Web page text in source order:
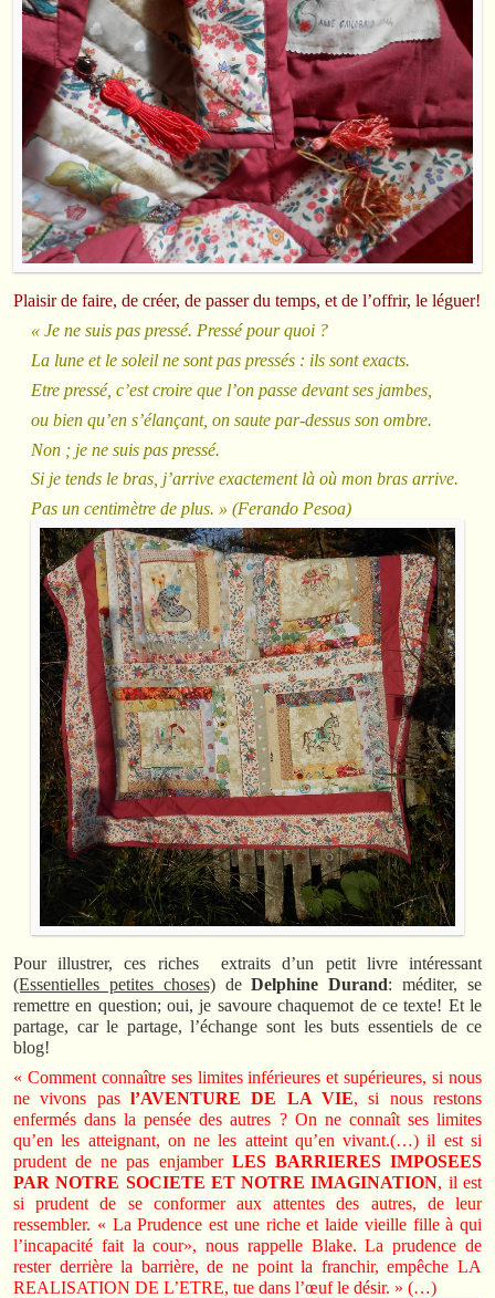
Plaisir de faire, de créer, de passer du temps, et de l’offrir, le léguer!
« Je ne suis pas pressé. Pressé pour quoi ?
La lune et le soleil ne sont pas pressés : ils sont exacts.
Etre pressé, c’est croire que l’on passe devant ses jambes,
ou bien qu’en s’élançant, on saute par-dessus son ombre.
Non ; je ne suis pas pressé.
Si je tends le bras, j’arrive exactement là où mon bras arrive.
Pas un centimètre de plus. » (Ferando Pesoa)
Pour illustrer, ces riches extraits d’un petit livre intéressant
(Essentielles petites choses)deDelphine Durand: méditer, se
remettre en question; oui, je savoure chaquemot de ce texte! Et le
partage, car le partage, l’échange sont les buts essentiels de ce
blog!
« Comment connaître ses limites inférieures et supérieures, si nous
ne vivons pas l’AVENTURE DE LA VIE, si nous restons
enfermés dans la pensée des autres ? On ne connaît ses limites
qu’en les atteignant, on ne les atteint qu’en vivant.(…) il est si
prudent de ne pas enjamber LES BARRIERES IMPOSEES
PAR NOTRE SOCIETE ET NOTRE IMAGINATION, il est
si prudent de se conformer aux attentes des autres, de leur
ressembler. « La Prudence est une riche et laide vieille fille à qui
l’incapacité fait la cour», nous rappelle Blake. La prudence de
rester derrière la barrière, de ne point la franchir, empêche LA
REALISATION DE L’ETRE, tue dans l’œuf le désir. » (…)